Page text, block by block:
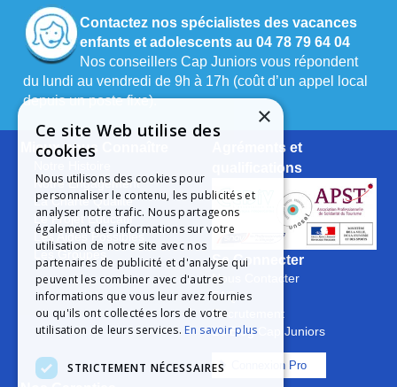
Contactez nos spécialistes des vacances
enfants et adolescents au 04 78 79 64 04
Nos conseillers Cap Juniors vous répondent
du lundi au vendredi de 9h à 17h (coût d’un appel local
depuis un poste fixe).
Mieux nous Connaître
Notre Engagement
La Charte Qualité
Le Projet Educatif
Les Aides Possibles
Les Groupes
Agréments et
qualifications
Se Connecter
Nous Contacter
FAQ
Recrutement
Le Blog Cap Juniors
Connexion Pro
×
Ce site Web utilise des
cookies
Nous utilisons des cookies pour
personnaliser le contenu, les publicités et
analyser notre trafic. Nous partageons
également des informations sur votre
utilisation de notre site avec nos
partenaires de publicité et d'analyse qui
peuvent les combiner avec d'autres
informations que vous leur avez fournies
ou qu'ils ont collectées lors de votre
utilisation de leurs services. En savoir plus
STRICTEMENT NÉCESSAIRES